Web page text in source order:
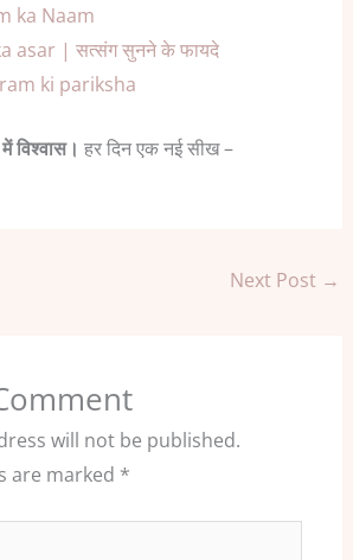
ka Naam
asar | सत्संग सुनने के फायदे
ki pariksha
विश्वास। हर दिन एक नई सीख –
Next Post →
will not be published.
are marked *